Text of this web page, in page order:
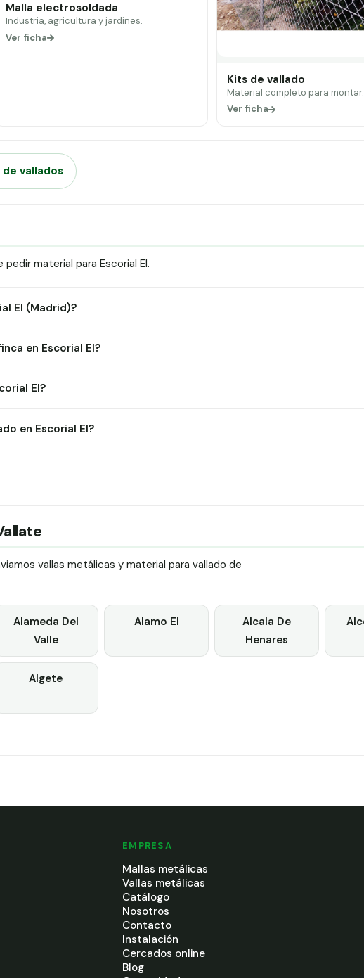
Malla electrosoldada
Industria, agricultura y jardines.
Ver ficha
Kits de vallado
Material completo para montar.
Ver ficha
vallados
material para Escorial El.
El (Madrid)?
en Escorial El?
El?
en Escorial El?
vallas metálicas y material para vallado de
Alameda Del
Valle
Alamo El
Alcala De
Henares
Algete
EMPRESA
Mallas metálicas
Vallas metálicas
Catálogo
Nosotros
Contacto
Instalación
Cercados online
Blog